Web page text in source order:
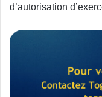
d’autorisation